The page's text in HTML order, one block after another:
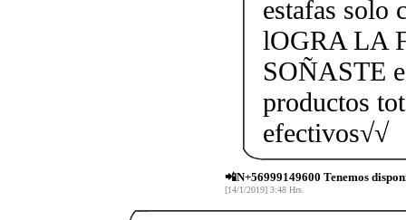
estafas solo
lOGRA LA
SOÑASTE
productos
efectivos√√
📲N+56999149600 Tenemos
[14/1/2019] 3:48 Hrs.